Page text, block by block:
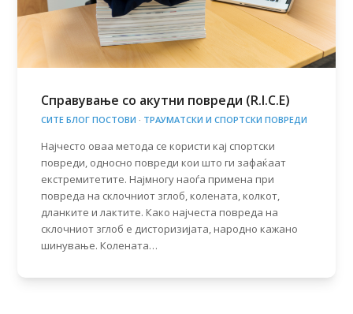
Справување со акутни повреди (R.I.C.E)
СИТЕ БЛОГ ПОСТОВИ · ТРАУМАТСКИ И СПОРТСКИ ПОВРЕДИ
Најчесто оваа метода се користи кај спортски
повреди, односно повреди кои што ги зафаќаат
екстремитетите. Најмногу наоѓа примена при
повреда на склочниот зглоб, колената, колкот,
дланките и лактите. Како најчеста повреда на
склочниот зглоб е дисторизијата, народно кажано
шинување. Колената…